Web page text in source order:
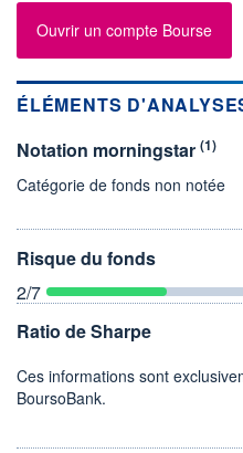
Ouvrir un compte Bourse
ÉLÉMENTS
Notation morningstar (1)
Catégorie de fonds non notée
Risque du fonds
2/7
Ratio de Sharpe
Ces informations sont
BoursoBank.